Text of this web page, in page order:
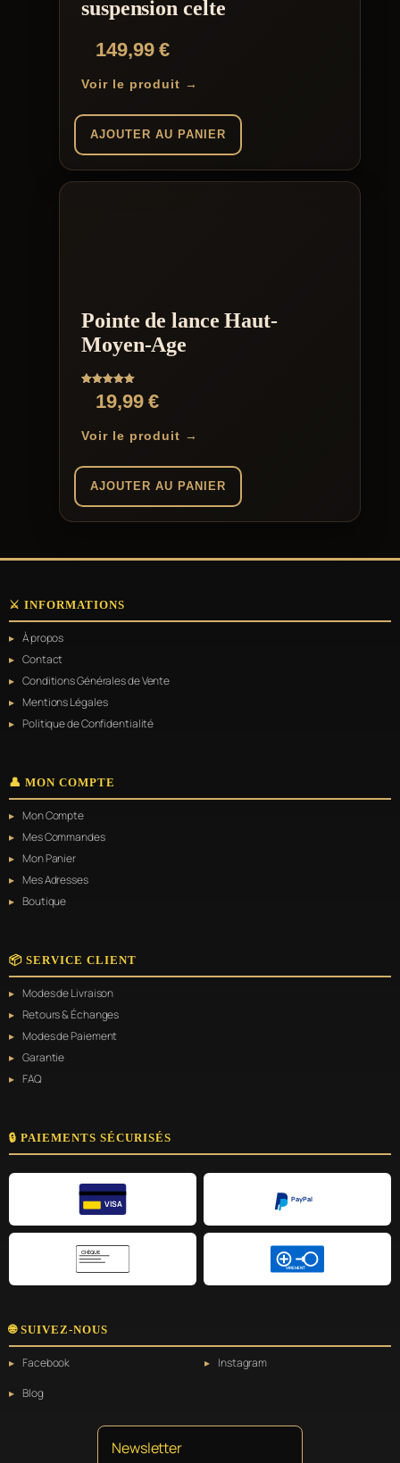
suspension celte
149,99€
Voir le produit →
AJOUTER AU PANIER
Pointe de lance Haut-
Moyen-Age
Note19,99€
Voir le produit →
AJOUTER AU PANIER
⚔️ INFORMATIONS
À propos
Contact
Conditions Générales de Vente
Mentions Légales
Politique de Confidentialité
👤 MON COMPTE
Mon Compte
Mes Commandes
Mon Panier
Mes Adresses
Boutique
📦 SERVICE CLIENT
Modes de Livraison
Retours & Échanges
Modes de Paiement
Garantie
FAQ
🔒 PAIEMENTS SÉCURISÉS
VISA
PayPal
CHÈQUE
VIREMENT
🌐 SUIVEZ-NOUS
Facebook
Instagram
Blog
Newsletter